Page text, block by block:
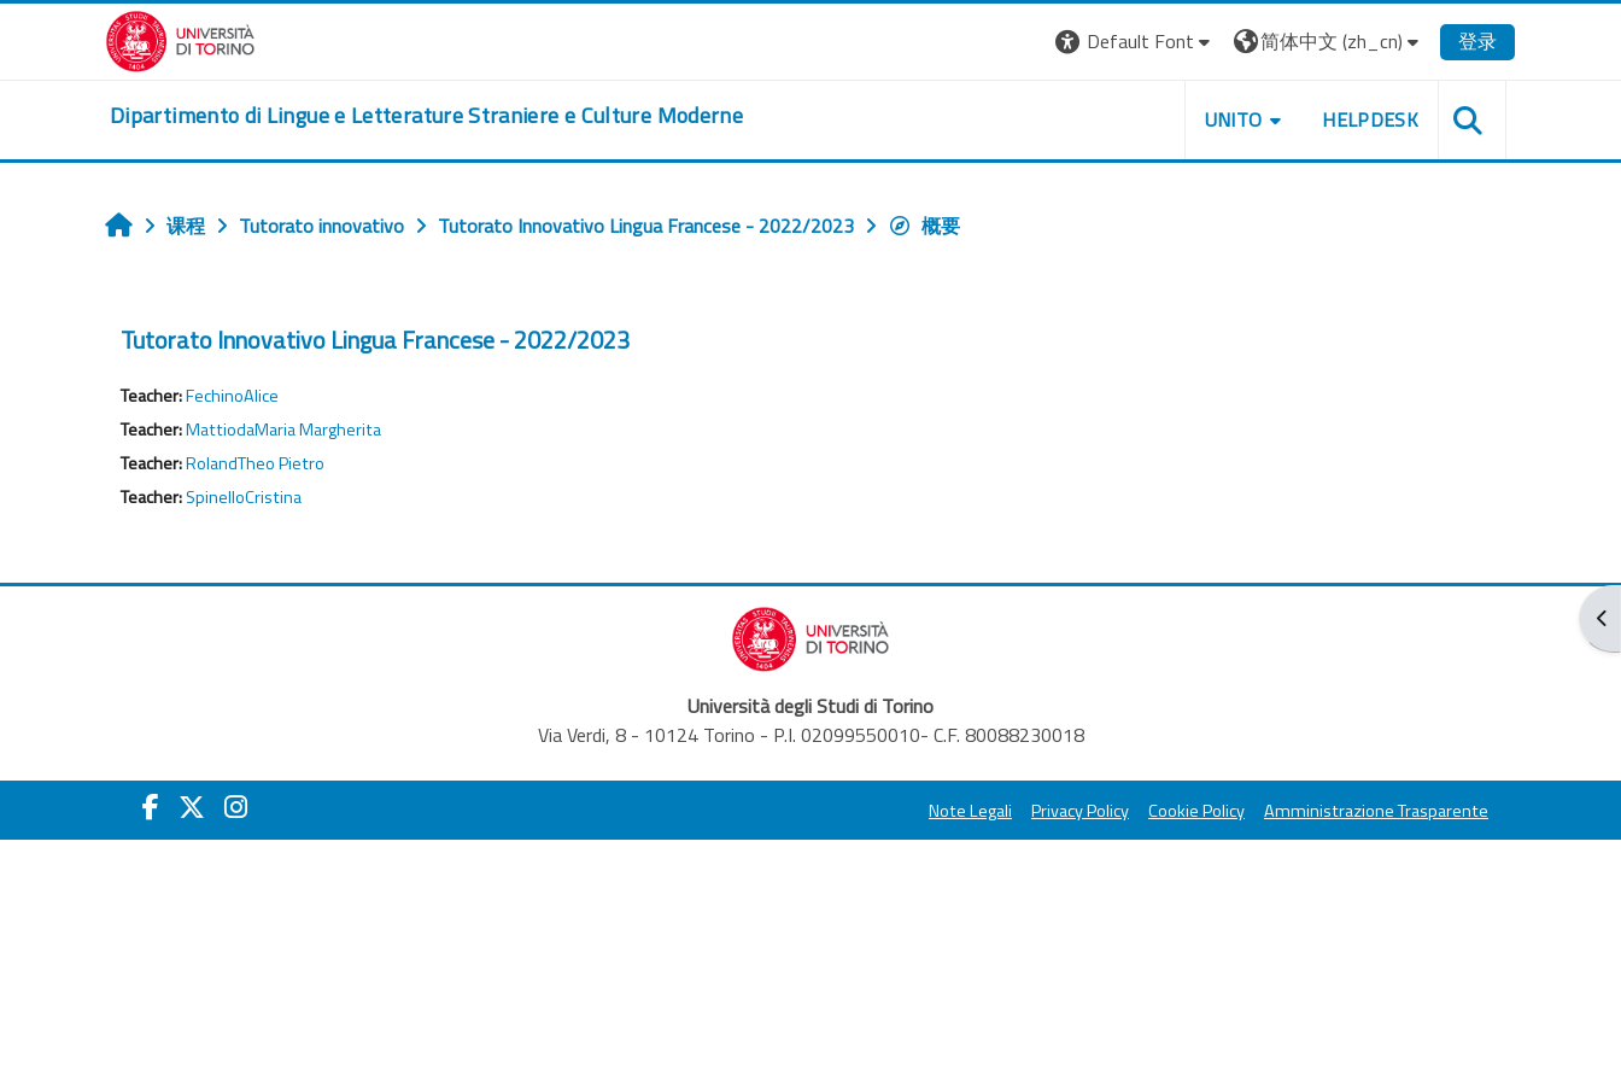
跳到主要内容
Default Font
简体中文 ‎(zh_cn)‎ 登录
Dipartimento di Lingue e Letterature Straniere e Culture Moderne UNITO HELPDESK
打
首页课程 Tutorato innovativo Tutorato Innovativo Lingua Francese - 2022/2023 概要
Tutorato Innovativo Lingua Francese - 2022/2023
Teacher:FechinoAlice
Teacher:MattiodaMaria Margherita
Teacher:RolandTheo Pietro
Teacher:SpinelloCristina
Università degli Studi di Torino
Via Verdi, 8 - 10124 Torino - P.I. 02099550010- C.F. 80088230018
Note Legali Privacy Policy Cookie Policy Amministrazione Trasparente